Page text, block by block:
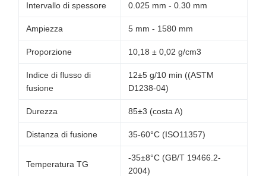
Intervallo di spessore 0.025 mm - 0.30 mm
Ampiezza 5 mm - 1580 mm
Proporzione 10,18 ± 0,02 g/cm3
Indice di flusso di
fusione
12±5 g/10 min ((ASTM
D1238-04)
Durezza 85±3 (costa A)
Distanza di fusione 35-60°C (ISO11357)
Temperatura TG
-35±8°C (GB/T 19466.2-
2004)